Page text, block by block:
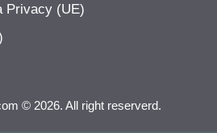
Privacy (UE)
© 2026. All right reserverd.